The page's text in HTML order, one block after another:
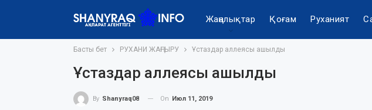
Жаңалықтар Қоғам Руханият
Басты бет РУХАНИ ЖАҢҒЫРУ Ұстаздар аллеясы ашылды
Ұстаздар аллеясы ашылды
By Shanyraq08 On Июл 11, 2019